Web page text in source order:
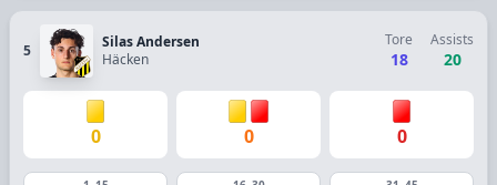
5
Silas Andersen
Häcken
Tore
18
Assists
20
0 0 0